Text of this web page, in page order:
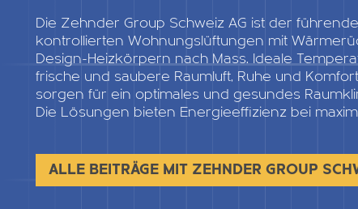
Die Zehnder Group Schweiz AG ist der
kontrollierten Wohnungslüftungen mit
Design-Heizkörpern nach Mass. Ideale
frische und saubere Raumluft, Ruhe und
sorgen für ein optimales und gesundes
Die Lösungen bieten Energieeffizienz bei
ALLE BEITRÄGE MIT ZEHNDER GROUP